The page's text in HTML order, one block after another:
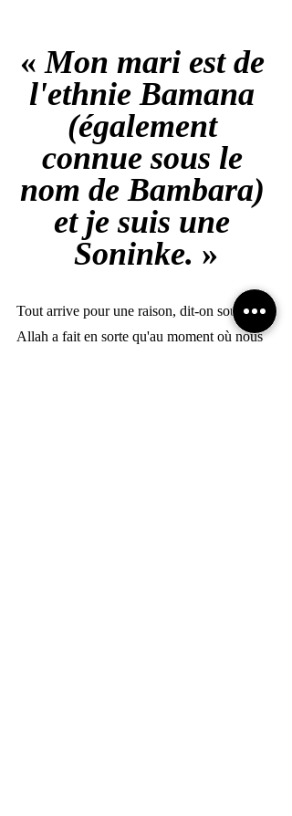
« Mon mari est de
l'ethnie Bamana
(également
connue sous le
nom de Bambara)
et je suis une
Soninke. »
Tout arrive pour une raison, dit-on souvent.
Allah a fait en sorte qu'au moment où nous